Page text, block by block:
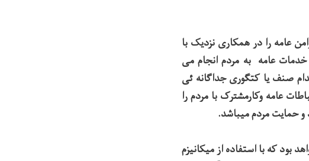
عامه را در همکاری نزدیک با
خدمات عامه به مردم انجام می
صنف یا کتگوری جداگانه ئی
عامه وکارمشترک با مردم را
و حمایت مردم میباشد.
که با استفاده از میکانیزم